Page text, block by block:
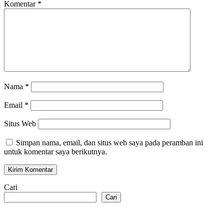
Komentar *
Nama *
Email *
Situs Web
Simpan nama, email, dan situs web saya pada peramban ini
untuk komentar saya berikutnya.
Cari
Cari